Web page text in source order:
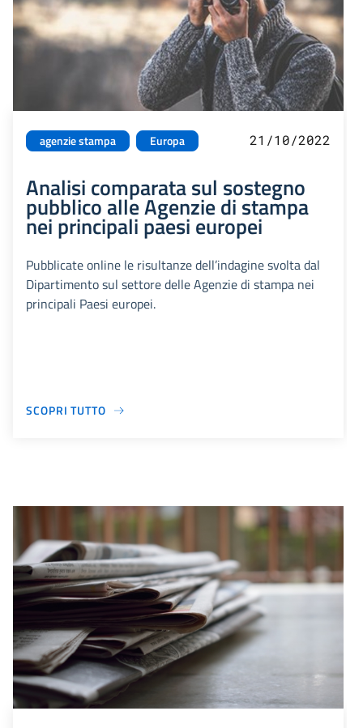
agenzie stampa Europa 21/10/2022
Analisi comparata sul sostegno
pubblico alle Agenzie di stampa
nei principali paesi europei
Pubblicate online le risultanze dell’indagine svolta dal
Dipartimento sul settore delle Agenzie di stampa nei
principali Paesi europei.
SCOPRI TUTTO